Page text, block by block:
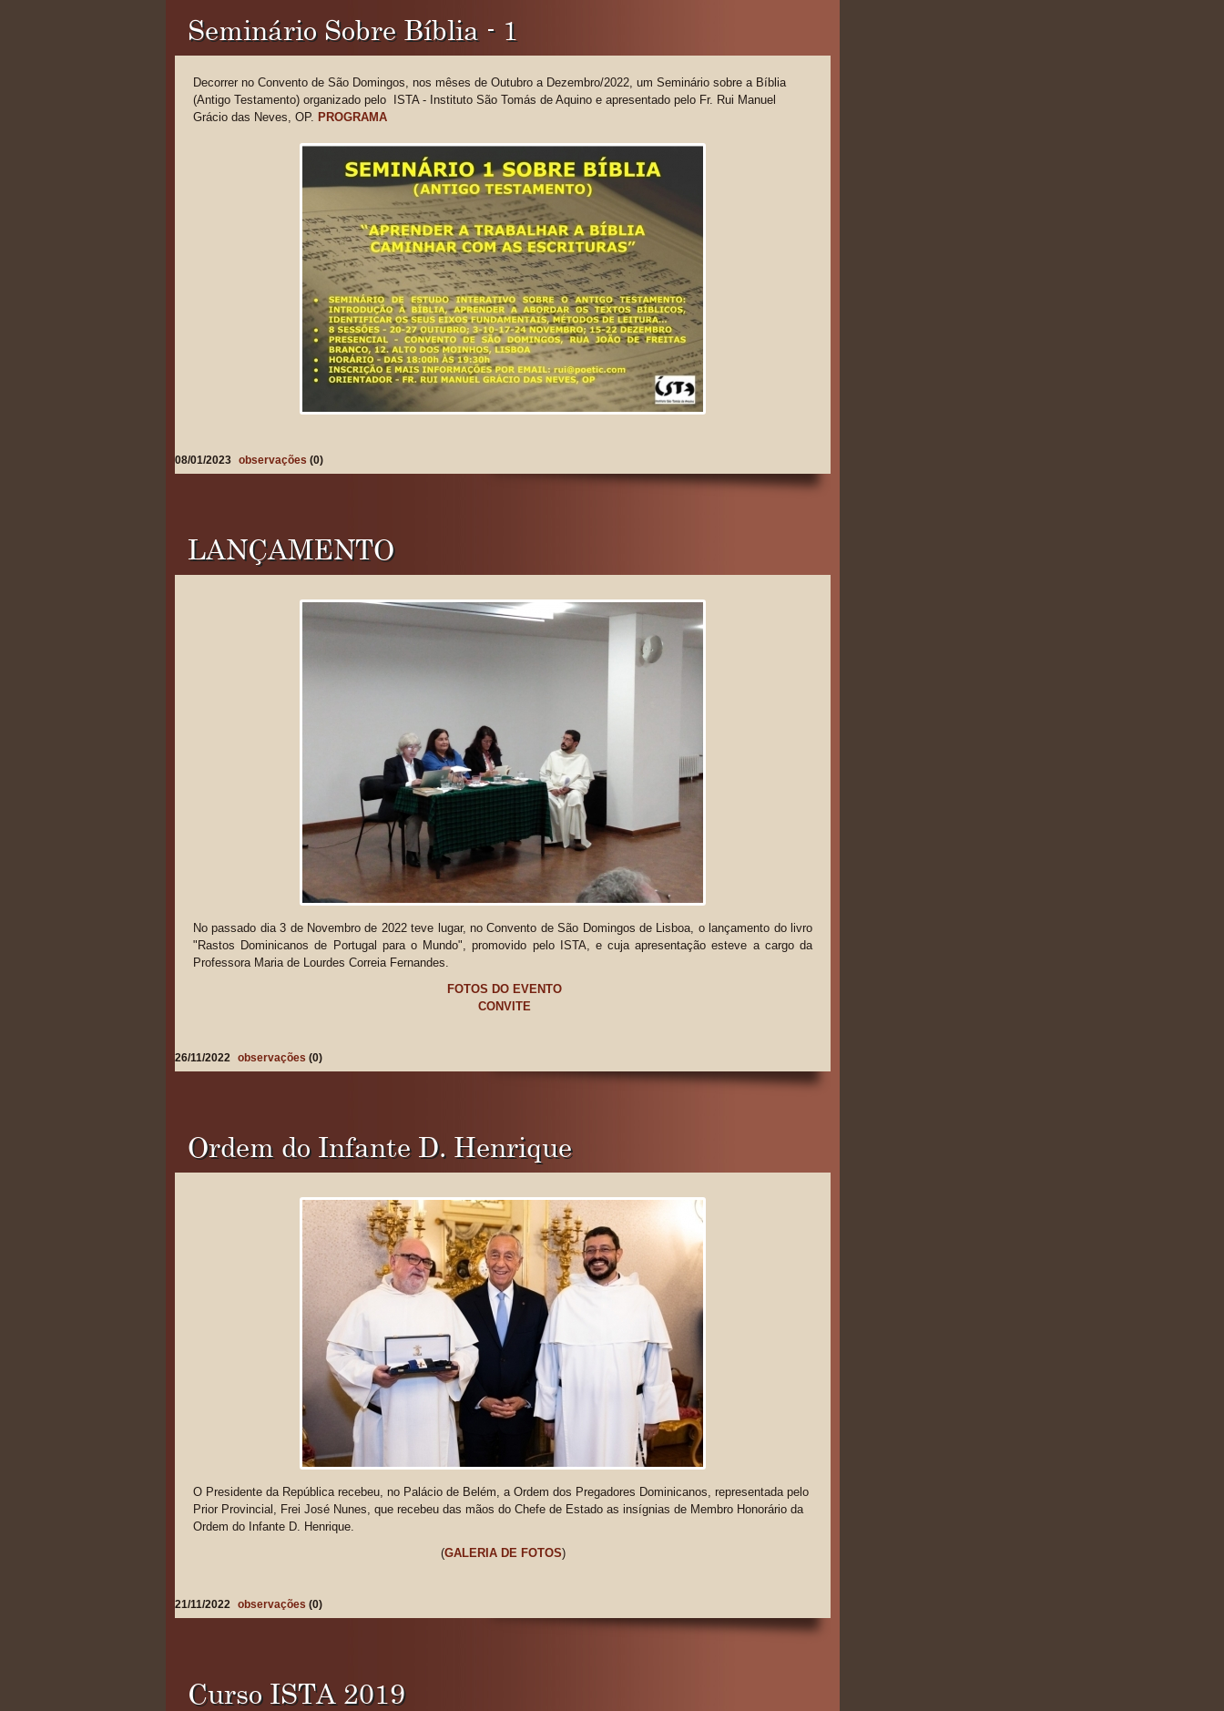
Seminário Sobre Bíblia - 1
Decorrer no Convento de São Domingos, nos mêses de Outubro a Dezembro/2022, um Seminário sobre a Bíblia
(Antigo Testamento) organizado pelo ISTA - Instituto São Tomás de Aquino e apresentado pelo Fr. Rui Manuel
Grácio das Neves, OP. PROGRAMA
08/01/2023 observações (0)
LANÇAMENTO
No passado dia 3 de Novembro de 2022 teve lugar, no Convento de São Domingos de Lisboa, o lançamento do livro
"Rastos Dominicanos de Portugal para o Mundo", promovido pelo ISTA, e cuja apresentação esteve a cargo da
Professora Maria de Lourdes Correia Fernandes.
FOTOS DO EVENTO
CONVITE
26/11/2022 observações (0)
Ordem do Infante D. Henrique
O Presidente da República recebeu, no Palácio de Belém, a Ordem dos Pregadores Dominicanos, representada pelo
Prior Provincial, Frei José Nunes, que recebeu das mãos do Chefe de Estado as insígnias de Membro Honorário da
Ordem do Infante D. Henrique.
(GALERIA DE FOTOS)
21/11/2022 observações (0)
Curso ISTA 2019